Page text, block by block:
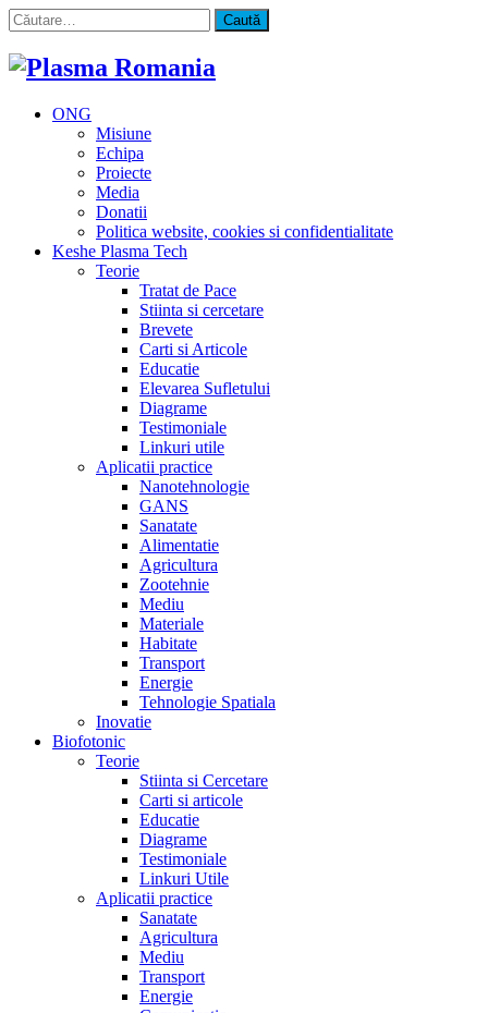
Caută
după:
ONG
Misiune
Echipa
Proiecte
Media
Donatii
Politica website, cookies si confidentialitate
Keshe Plasma Tech
Teorie
Tratat de Pace
Stiinta si cercetare
Brevete
Carti si Articole
Educatie
Elevarea Sufletului
Diagrame
Testimoniale
Linkuri utile
Aplicatii practice
Nanotehnologie
GANS
Sanatate
Alimentatie
Agricultura
Zootehnie
Mediu
Materiale
Habitate
Transport
Energie
Tehnologie Spatiala
Inovatie
Biofotonic
Teorie
Stiinta si Cercetare
Carti si articole
Educatie
Diagrame
Testimoniale
Linkuri Utile
Aplicatii practice
Sanatate
Agricultura
Mediu
Transport
Energie